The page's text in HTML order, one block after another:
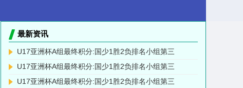
最新资讯
U17亚洲杯A组最终积分:国少1胜2负排名小组第三
U17亚洲杯A组最终积分:国少1胜2负排名小组第三
U17亚洲杯A组最终积分:国少1胜2负排名小组第三